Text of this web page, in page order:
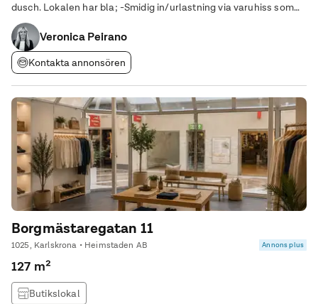
dusch. Lokalen har bla; -Smidig in/urlastning via varuhiss som
tar EU pall (hissen tar 1000 kg) -WC, Pentry, Dusch -God takhöjd
om 3,5 m vid lägsta punkt
Veronica Peirano
Kontakta annonsören
Borgmästaregatan 11
1025, Karlskrona • Heimstaden AB Annons plus
127 m²
Butikslokal